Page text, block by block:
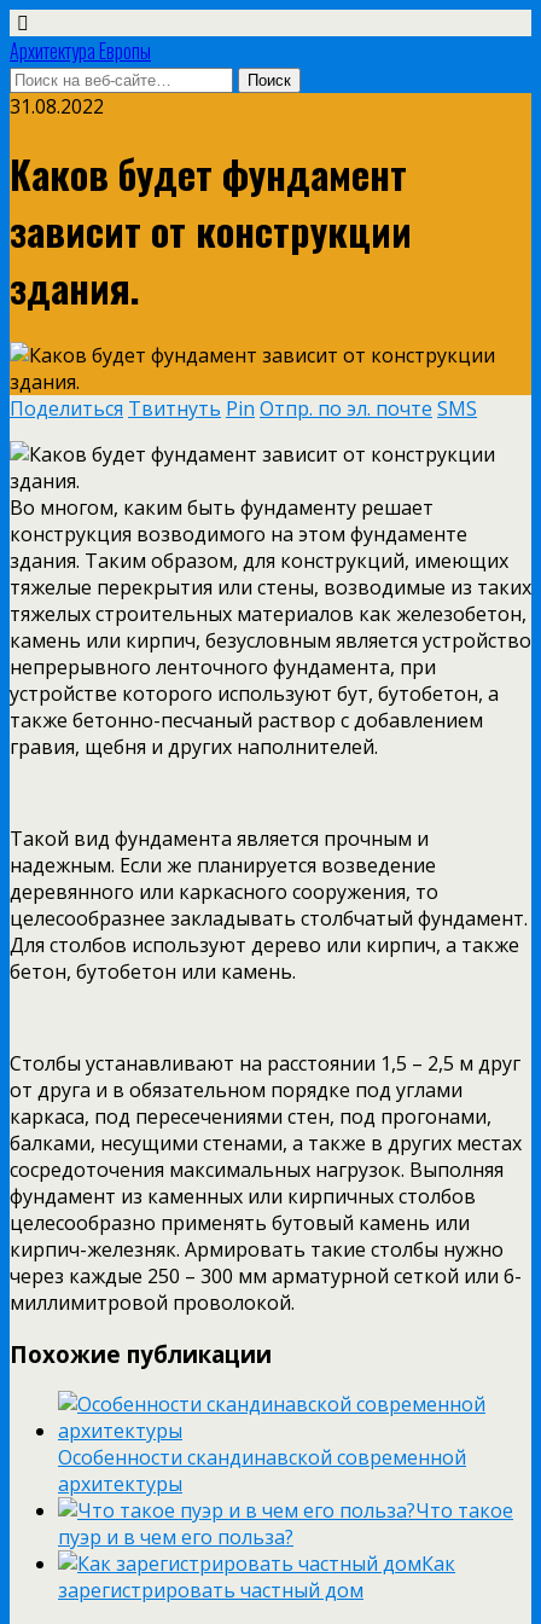
Архитектура Европы
31.08.2022
Каков будет фундамент
зависит от конструкции
здания.
Поделиться Твитнуть Pin Отпр. по эл. почте SMS
Во многом, каким быть фундаменту решает
конструкция возводимого на этом фундаменте
здания. Таким образом, для конструкций, имеющих
тяжелые перекрытия или стены, возводимые из таких
тяжелых строительных материалов как железобетон,
камень или кирпич, безусловным является устройство
непрерывного ленточного фундамента, при
устройстве которого используют бут, бутобетон, а
также бетонно-песчаный раствор с добавлением
гравия, щебня и других наполнителей.
Такой вид фундамента является прочным и
надежным. Если же планируется возведение
деревянного или каркасного сооружения, то
целесообразнее закладывать столбчатый фундамент.
Для столбов используют дерево или кирпич, а также
бетон, бутобетон или камень.
Столбы устанавливают на расстоянии 1,5 – 2,5 м друг
от друга и в обязательном порядке под углами
каркаса, под пересечениями стен, под прогонами,
балками, несущими стенами, а также в других местах
сосредоточения максимальных нагрузок. Выполняя
фундамент из каменных или кирпичных столбов
целесообразно применять бутовый камень или
кирпич-железняк. Армировать такие столбы нужно
через каждые 250 – 300 мм арматурной сеткой или 6-
миллимитровой проволокой.
Похожие публикации
Особенности скандинавской современной
архитектуры
Что такое
пуэр и в чем его польза?
Как
зарегистрировать частный дом